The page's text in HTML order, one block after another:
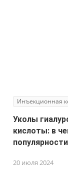
Инъекционная
20 июля 2024
Уколы
кислоты: в